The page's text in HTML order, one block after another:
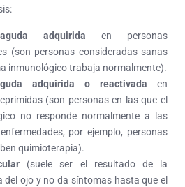
aguda adquirida en personas
(son personas consideradas sanas
inmunológico trabaja normalmente).
adquirida o reactivada en
(son personas en las que el
no responde normalmente a las
por ejemplo, personas
quimioterapia).
(suele ser el resultado de la
del ojo y no da síntomas hasta que el